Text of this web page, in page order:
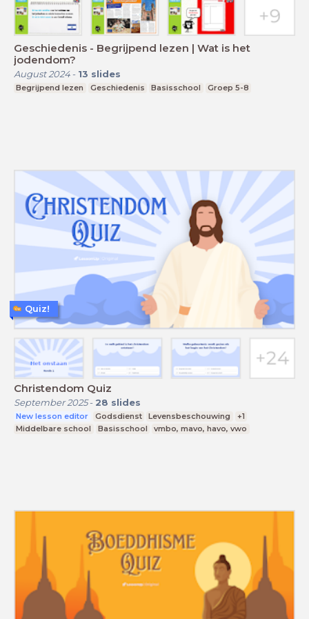
Geschiedenis - Begrijpend lezen | Wat is het
jodendom?
August 2024- 13 slides
Begrijpend lezen Geschiedenis Basisschool Groep 5-8
Christendom Quiz
September 2025- 28 slides
New lesson editor Godsdienst Levensbeschouwing
+1
Middelbare school
Basisschool vmbo, mavo, havo, vwo
Quiz!